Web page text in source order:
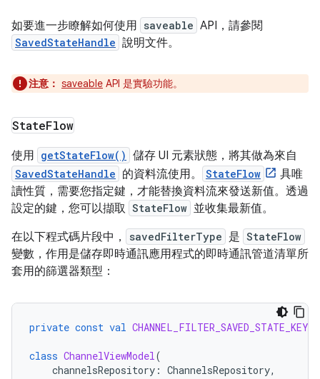
如要進一步瞭解如何使用 saveable API，請參閱
SavedStateHandle 說明文件。
注意： saveable API 是實驗功能。
StateFlow
使用 getStateFlow() 儲存 UI 元素狀態，將其做為來自
SavedStateHandle 的資料流使用。 StateFlow
具唯
讀性質，需要您指定鍵，才能替換資料流來發送新值。透過
設定的鍵，您可以擷取 StateFlow 並收集最新值。
在以下程式碼片段中，
savedFilterType 是 StateFlow
變數，作用是儲存即時通訊應用程式的即時通訊管道清單所
套用的篩選器類型：
private const val CHANNEL_FILTER_SAVED_STATE_KEY
class ChannelViewModel(
channelsRepository : ChannelsRepository,